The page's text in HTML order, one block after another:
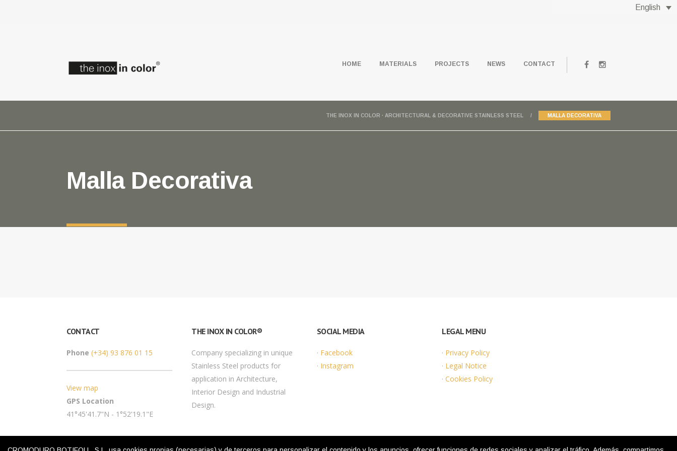
English
HOME MATERIALS PROJECTS NEWS CONTACT
THE INOX IN COLOR · ARCHITECTURAL & DECORATIVE STAINLESS STEEL MALLA DECORATIVA
Malla Decorativa
CONTACT
Phone (+34) 93 876 01 15
View map
GPS Location
41°45'41.7"N - 1°52'19.1"E
THE INOX IN COLOR®
Company specializing in unique
Stainless Steel products for
application in Architecture,
Interior Design and Industrial
Design.
SOCIAL MEDIA
· Facebook
· Instagram
LEGAL MENU
· Privacy Policy
· Legal Notice
·Cookies Policy